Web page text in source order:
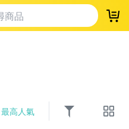
登
最高人氣